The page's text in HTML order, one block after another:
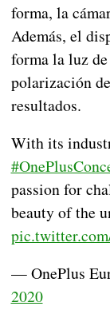
forma, la
Además, el
forma la luz
polarización
resultados.
With its
passion for
beauty of the
— OnePlus
2020